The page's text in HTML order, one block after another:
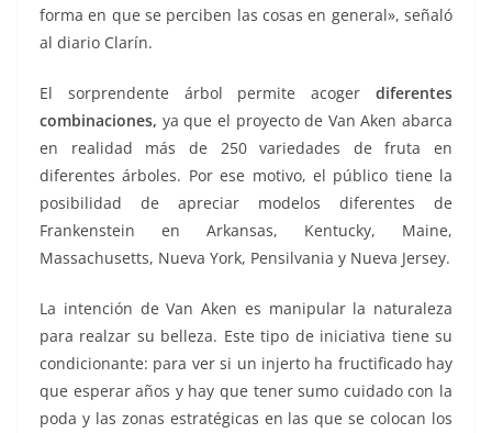
forma en que se perciben las cosas en general», señaló
al diario Clarín.
El sorprendente árbol permite acoger diferentes
combinaciones, ya que el proyecto de Van Aken abarca
en realidad más de 250 variedades de fruta en
diferentes árboles. Por ese motivo, el público tiene la
posibilidad de apreciar modelos diferentes de
Frankenstein en Arkansas, Kentucky, Maine,
Massachusetts, Nueva York, Pensilvania y Nueva Jersey.
La intención de Van Aken es manipular la naturaleza
para realzar su belleza. Este tipo de iniciativa tiene su
condicionante: para ver si un injerto ha fructificado hay
que esperar años y hay que tener sumo cuidado con la
poda y las zonas estratégicas en las que se colocan los